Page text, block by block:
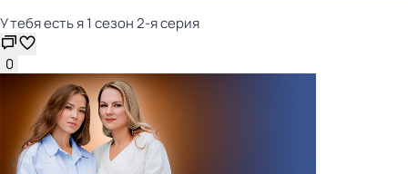
У тебя есть я 1 сезон 2-я серия
0